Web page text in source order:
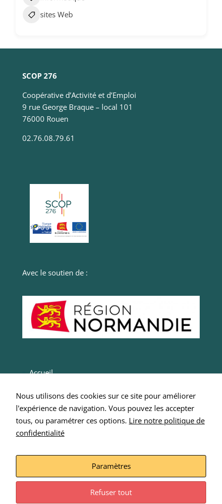
sites Web
SCOP 276
Coopérative d’Activité et d’Emploi
9 rue George Braque – local 101
76000 Rouen
02.76.08.79.61
Avec le soutien de :
Accueil
Entrepreneurs
Intégrer SCOP 276
Nous écrire
Nous utilisons des cookies sur ce site pour améliorer
l'expérience de navigation. Vous pouvez les accepter
tous, ou paramétrer ces options. Lire notre politique de
confidentialité
Paramètres
Refuser tout